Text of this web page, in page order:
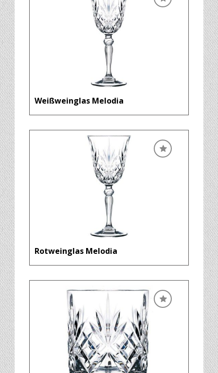
Weißweinglas Melodia
Rotweinglas Melodia